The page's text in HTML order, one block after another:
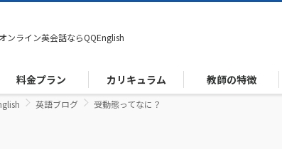
オンライン英会話ならQQEnglish
料金プラン カリキュラム 教師の特徴
英語ブログ 受動態ってなに？